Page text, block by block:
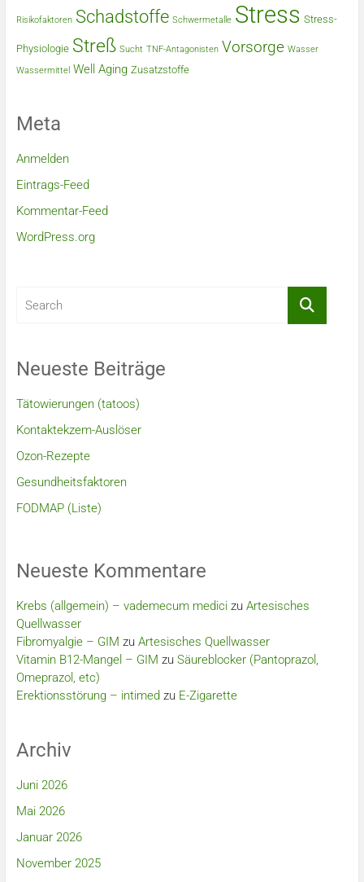
Risikofaktoren Schadstoffe Schwermetalle Stress Stress-
Physiologie Streß Sucht TNF-Antagonisten Vorsorge Wasser
Wassermittel Well Aging Zusatzstoffe
Meta
Anmelden
Eintrags-Feed
Kommentar-Feed
WordPress.org
Neueste Beiträge
Tätowierungen (tatoos)
Kontaktekzem-Auslöser
Ozon-Rezepte
Gesundheitsfaktoren
FODMAP (Liste)
Neueste Kommentare
Krebs (allgemein) – vademecum medicizu Artesisches
Quellwasser
Fibromyalgie – GIM zu Artesisches Quellwasser
Vitamin B12-Mangel – GIM zu Säureblocker (Pantoprazol,
Omeprazol, etc)
Erektionsstörung – intimed zu E-Zigarette
Archiv
Juni 2026
Mai 2026
Januar 2026
November 2025